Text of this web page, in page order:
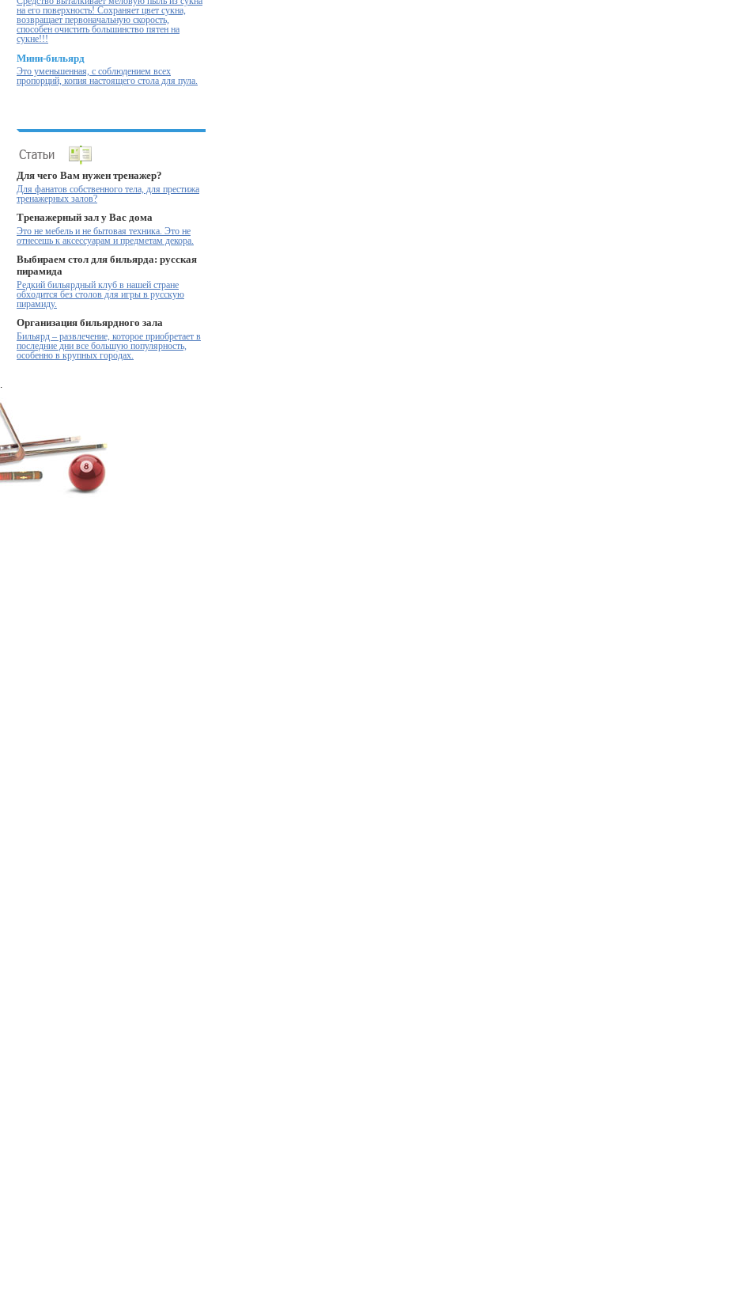
на его поверхность! Cохраняет цвет сукна,
возвращает первоначальную скорость,
способен очистить большинство пятен на
сукне!!!
Мини-бильярд
Это уменьшенная, с соблюдением всех
пропорций, копия настоящего стола для пула.
Для чего Вам нужен тренажер?
Для фанатов собственного тела, для престижа
тренажерных залов?
Тренажерный зал у Вас дома
Это не мебель и не бытовая техника. Это не
отнесешь к аксессуарам и предметам декора.
Выбираем стол для бильярда: русская
пирамида
Редкий бильярдный клуб в нашей стране
обходится без столов для игры в русскую
пирамиду.
Организация бильярдного зала
Бильярд – развлечение, которое приобретает в
последние дни все большую популярность,
особенно в крупных городах.
.